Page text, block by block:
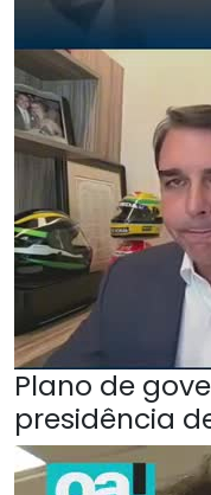
Plano de
presidência